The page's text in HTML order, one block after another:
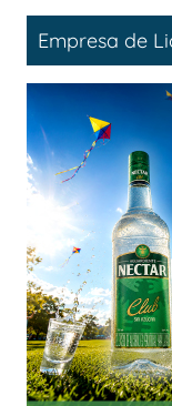
Empresa de